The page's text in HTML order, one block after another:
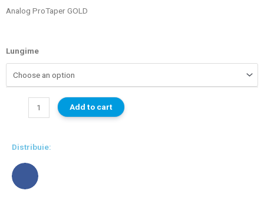
Analog ProTaper GOLD
Lungime
Add to cart
Distribuie: